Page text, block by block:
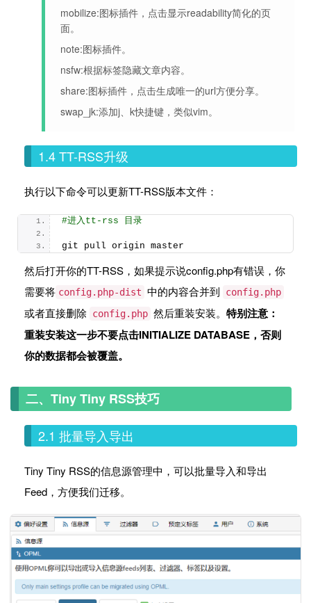
mobilize:图标插件，点击显示readability简化的页
面。
note:图标插件。
nsfw:根据标签隐藏文章内容。
share:图标插件，点击生成唯一的url方便分享。
swap_jk:添加j、k快捷键，类似vim。
1.4 TT-RSS升级
执行以下命令可以更新TT-RSS版本文件：
#进入tt-rss 目录
git pull origin master
然后打开你的TT-RSS，如果提示说config.php有错误，你
需要将 config.php-dist 中的内容合并到 config.php
或者直接删除 config.php 然后重装安装。 特别注意：
重装安装这一步不要点击INITIALIZE DATABASE，否则
你的数据都会被覆盖。
二、Tiny Tiny RSS技巧
2.1 批量导入导出
Tiny Tiny RSS的信息源管理中，可以批量导入和导出
Feed，方便我们迁移。